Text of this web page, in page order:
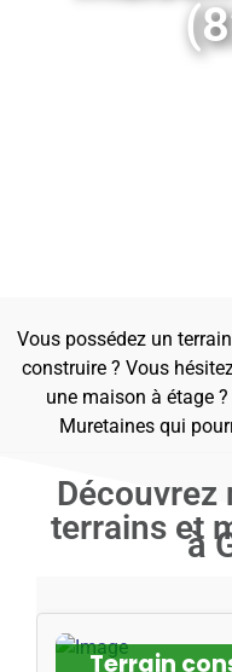
Vous possédez un
construire ? Vous
une maison à étage
Muretaines qui
Découvrez
terrains et
à
Terrain